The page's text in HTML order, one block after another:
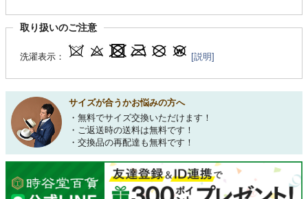
取り扱いのご注意
洗濯表示： [説明]
サイズが合うかお悩みの方へ
・無料でサイズ交換いただけます！
・ご返送時の送料は無料です！
・交換品の再配達も無料です！